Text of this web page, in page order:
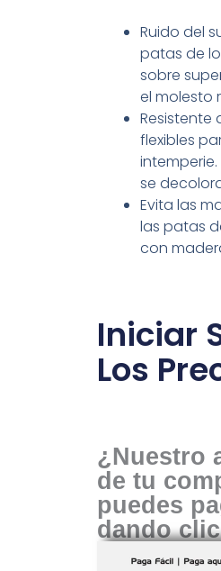
Ruido del
patas de
sobre
el molesto
Resistente
flexibles
se
Evita las
las patas
con
Iniciar
Los
¿Nuestro
de tu
puedes
dando